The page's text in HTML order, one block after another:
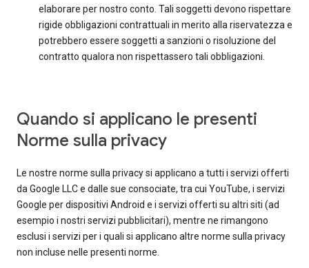
elaborare per nostro conto. Tali soggetti devono rispettare
rigide obbligazioni contrattuali in merito alla riservatezza e
potrebbero essere soggetti a sanzioni o risoluzione del
contratto qualora non rispettassero tali obbligazioni.
Quando si applicano le presenti
Norme sulla privacy
Le nostre norme sulla privacy si applicano a tutti i servizi offerti
da Google LLC e dalle sue consociate, tra cui YouTube, i servizi
Google per dispositivi Android e i servizi offerti su altri siti (ad
esempio i nostri servizi pubblicitari), mentre ne rimangono
esclusi i servizi per i quali si applicano altre norme sulla privacy
non incluse nelle presenti norme.